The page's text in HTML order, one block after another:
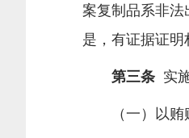
案复制品系非法
是，有证据证明
第三条 实
（一）以贿赂